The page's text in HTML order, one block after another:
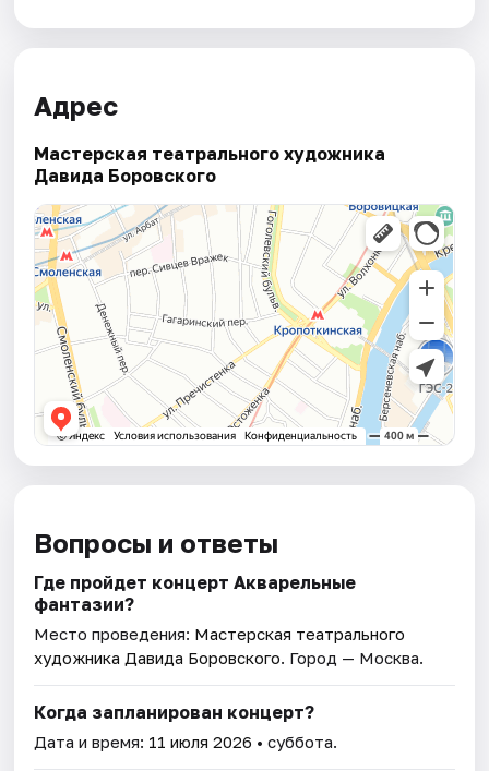
Адрес
Мастерская театрального художника
Давида Боровского
Вопросы и ответы
Где пройдет концерт Акварельные
фантазии?
Место проведения: Мастерская театрального
художника Давида Боровского. Город — Москва.
Когда запланирован концерт?
Дата и время: 11 июля 2026 • суббота.